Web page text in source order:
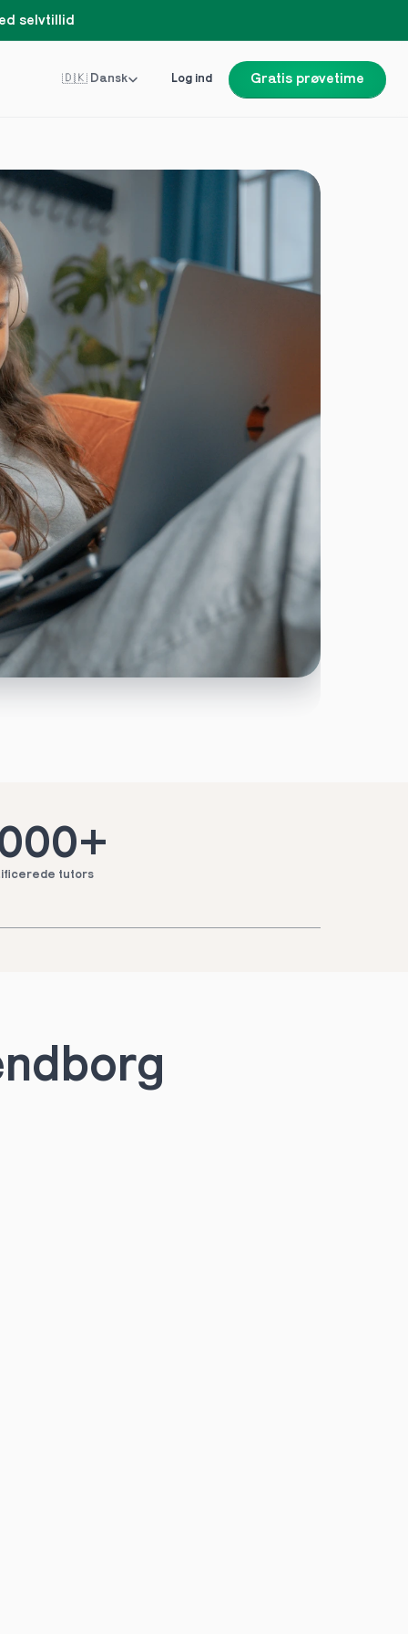
Log ind Gratis prøvetime
🇩🇰 Dansk
selvtillid
tutors